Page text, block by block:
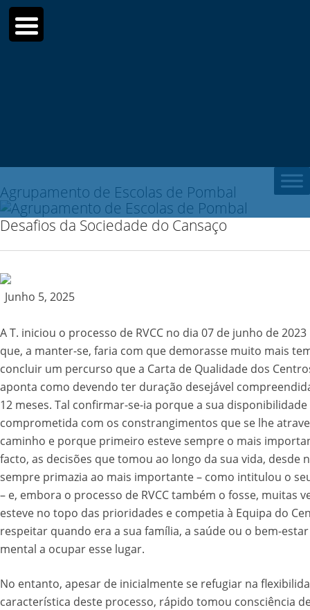
Agrupamento de Escolas de Pombal
Desafios da Sociedade do Cansaço
Junho 5, 2025
A T. iniciou o processo de RVCC no dia 07 de junho de
que, a manter-se, faria com que demorasse muito mais
concluir um percurso que a Carta de Qualidade dos
aponta como devendo ter duração desejável
12 meses. Tal confirmar-se-ia porque a sua disponibilidade
comprometida com os constrangimentos que se lhe
caminho e porque primeiro esteve sempre o mais
facto, as decisões que tomou ao longo da sua vida, desde
sempre primazia ao mais importante – como intitulou o
– e, embora o processo de RVCC também o fosse, muitas
esteve no topo das prioridades e competia à Equipa do
respeitar quando era a sua família, a saúde ou o bem-
mental a ocupar esse lugar.
No entanto, apesar de inicialmente se refugiar na
característica deste processo, rápido tomou consciência